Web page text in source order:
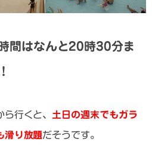
間はなんと20時30分ま
行くと、 土日の週末でもガラ
滑り放題だそうです。